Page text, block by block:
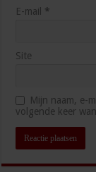
E-mail *
Site
Mijn naam, e-
volgende keer